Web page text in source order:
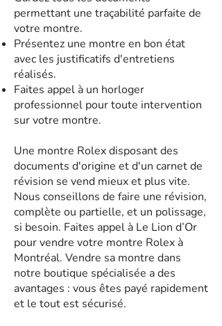
permettant une traçabilité parfaite de
votre montre.
Présentez une montre en bon état
avec les justificatifs d'entretiens
réalisés.
Faites appel à un horloger
professionnel pour toute intervention
sur votre montre.
Une montre Rolex disposant des
documents d'origine et d'un carnet de
révision se vend mieux et plus vite.
Nous conseillons de faire une révision,
complète ou partielle, et un polissage,
si besoin. Faites appel à Le Lion d’Or
pour vendre votre montre Rolex à
Montréal. Vendre sa montre dans
notre boutique spécialisée a des
avantages : vous êtes payé rapidement
et le tout est sécurisé.